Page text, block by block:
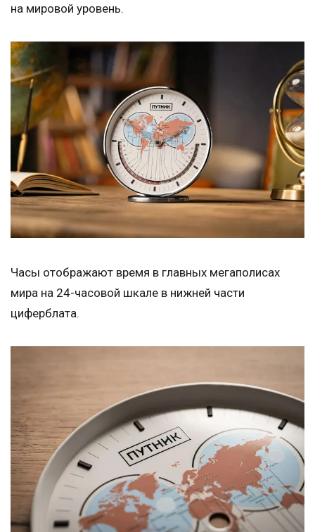
на мировой уровень.
Часы отображают время в главных мегаполисах
мира на 24-часовой шкале в нижней части
циферблата.